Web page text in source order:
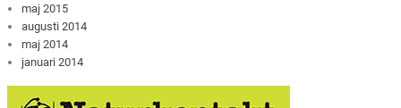
maj 2015
augusti 2014
maj 2014
januari 2014